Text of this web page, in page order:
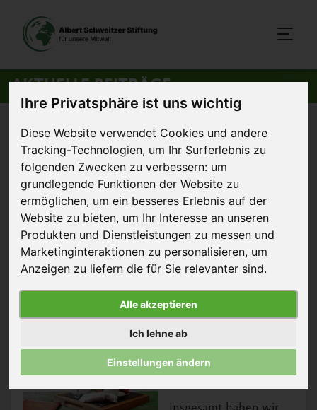
Ihre Privatsphäre ist uns wichtig
Diese Website verwendet Cookies und andere
Tracking-Technologien, um Ihr Surferlebnis zu
folgenden Zwecken zu verbessern: um
grundlegende Funktionen der Website zu
ermöglichen, um ein besseres Erlebnis auf der
Website zu bieten, um Ihr Interesse an unseren
Produkten und Dienstleistungen zu messen und
Marketinginteraktionen zu personalisieren, um
Anzeigen zu liefern die für Sie relevanter sind.
Alle akzeptieren
Ich lehne ab
Einstellungen ändern
AKTUELLE BEITRÄGE
30. Juni 2012
Luxushotels mit Käfigeiern
Seitdem wir im
September 2011 durch
leichten Druck fünf
Berliner Luxushotels
dazu bewegen
konnten
servieren, ist einiges
geschehen.